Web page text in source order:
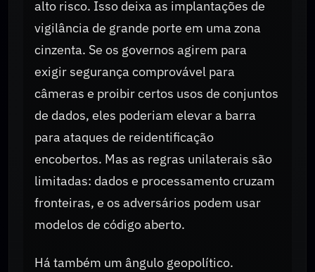
alto risco. Isso deixa as implantações de
vigilância de grande porte em uma zona
cinzenta. Se os governos agirem para
exigir segurança comprovável para
câmeras e proibir certos usos de conjuntos
de dados, eles poderiam elevar a barra
para ataques de reidentificação
encobertos. Mas as regras unilaterais são
limitadas: dados e processamento cruzam
fronteiras, e os adversários podem usar
modelos de código aberto.
Há também um ângulo geopolítico.